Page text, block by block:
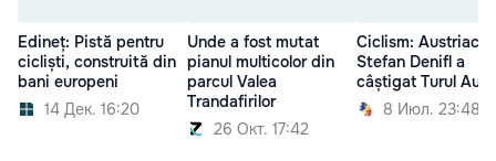
Edineț: Pistă pentru
cicliști, construită din
bani europeni
14 Дек. 16:20
Unde a fost mutat
pianul multicolor din
parcul Valea
Trandafirilor
26 Окт. 17:42
Ciclism: Austriacul
Stefan Denifl a
câștigat Turul
8 Июл. 23:48